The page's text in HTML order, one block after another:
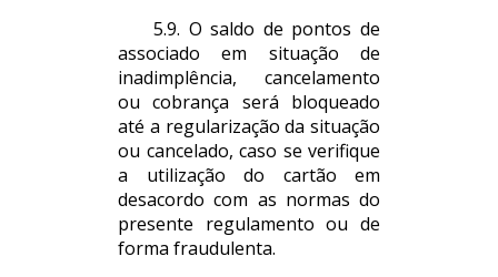
5.9. O saldo de pontos de
associado em situação de
inadimplência, cancelamento
ou cobrança será bloqueado
até a regularização da situação
ou cancelado, caso se verifique
a utilização do cartão em
desacordo com as normas do
presente regulamento ou de
forma fraudulenta.